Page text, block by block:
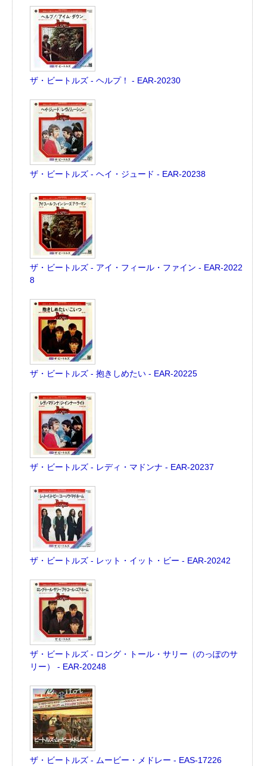
ザ・ビートルズ - ヘルプ！ - EAR-20230
ザ・ビートルズ - ヘイ・ジュード - EAR-20238
ザ・ビートルズ - アイ・フィール・ファイン - EAR-2022
8
ザ・ビートルズ - 抱きしめたい - EAR-20225
ザ・ビートルズ - レディ・マドンナ - EAR-20237
ザ・ビートルズ - レット・イット・ビー - EAR-20242
ザ・ビートルズ - ロング・トール・サリー（のっぽのサ
リー） - EAR-20248
ザ・ビートルズ - ムービー・メドレー - EAS-17226